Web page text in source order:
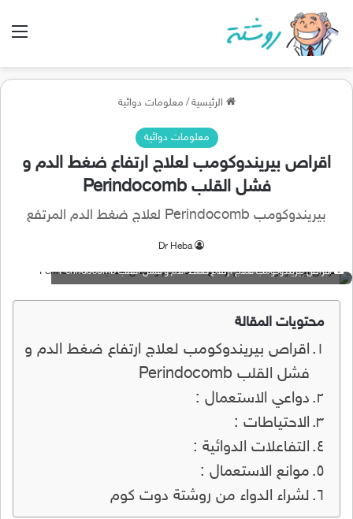
الرئيسية / معلومات دوائية
معلومات دوائية
اقراص بيريندوكومب لعلاج ارتفاع ضغط الدم و
فشل القلب Perindocomb
بيريندوكومب Perindocomb لعلاج ضغط الدم المرتفع
Dr Heba
اقراص بيريندوكومب لعلاج ارتفاع ضغط الدم و فشل القلب Perindocomb
محتويات المقالة
اقراص بيريندوكومب لعلاج ارتفاع ضغط الدم و
فشل القلب Perindocomb
دواعي الاستعمال :
الاحتياطات :
التفاعلات الدوائية :
موانع الاستعمال :
لشراء الدواء من روشتة دوت كوم